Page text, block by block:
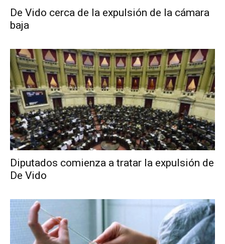
De Vido cerca de la expulsión de la cámara
baja
Diputados comienza a tratar la expulsión de
De Vido